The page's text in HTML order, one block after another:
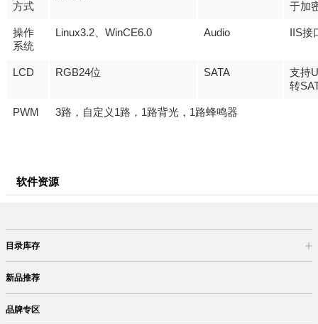
方式
于加
操作
系统
Linux3.2、 WinCE6.0 Audio IIS接
LCD RGB24位 SATA 支持
转
PWM 3路，自定义 1路， 1路背光， 1路蜂鸣器
软件资源
目录库存
新品推荐
品牌专区